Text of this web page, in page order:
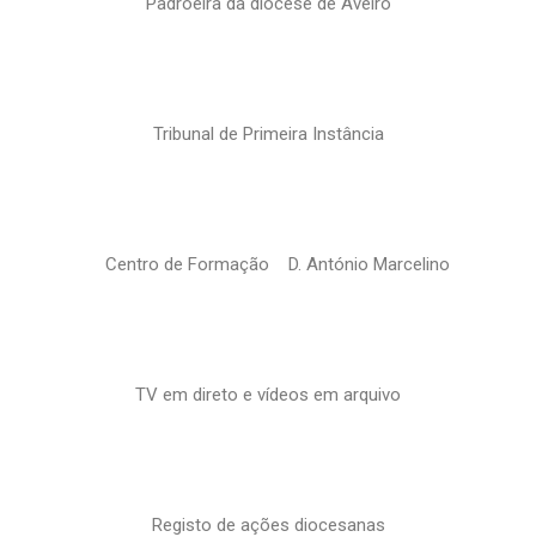
Tribunal de Primeira Instância
Centro de Formação D. António Marcelino
TV em direto e vídeos em arquivo
Registo de ações diocesanas